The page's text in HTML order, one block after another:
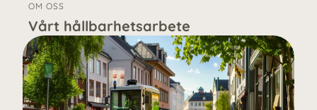
OM OSS
Vårt hållbarhetsarbete